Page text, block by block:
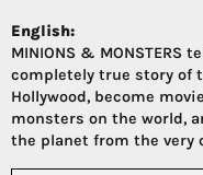
English:
MINIONS & MONSTERS
completely true story of
Hollywood, become
monsters on the world,
the planet from the very